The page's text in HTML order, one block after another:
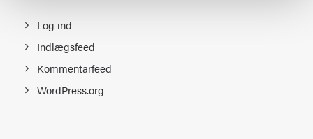
Log ind
Indlægsfeed
Kommentarfeed
WordPress.org